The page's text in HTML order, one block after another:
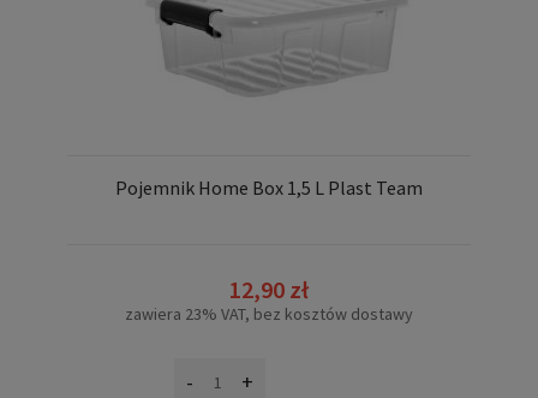
Pojemnik Home Box 1,5 L Plast Team
12,90 zł
zawiera 23% VAT, bez kosztów dostawy
- +